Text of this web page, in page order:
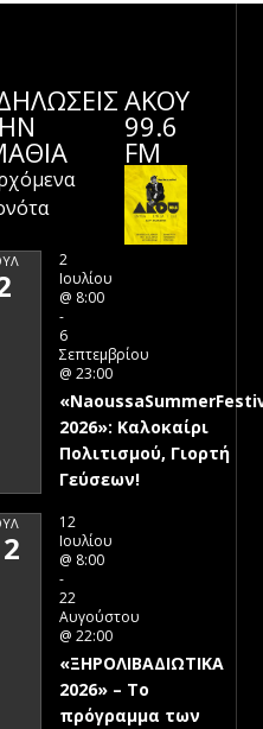
2
Ιουλίου
@ 8:00
-
6
Σεπτεμβρίου
@ 23:00
2026»: Καλοκαίρι
Πολιτισμού, Γιορτή
Γεύσεων!
12
Ιουλίου
@ 8:00
-
22
Αυγούστου
@ 22:00
«ΞΗΡΟΛΙΒΑΔΙΩΤΙΚΑ
2026» – To
πρόγραμμα των
ΑΚΟΥ
99.6
FM